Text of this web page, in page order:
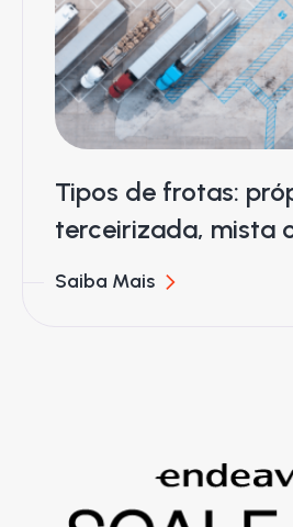
Tipos de frotas:
terceirizada, mista
Saiba Mais